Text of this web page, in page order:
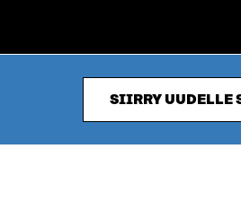
SIIRRY UUDELLE